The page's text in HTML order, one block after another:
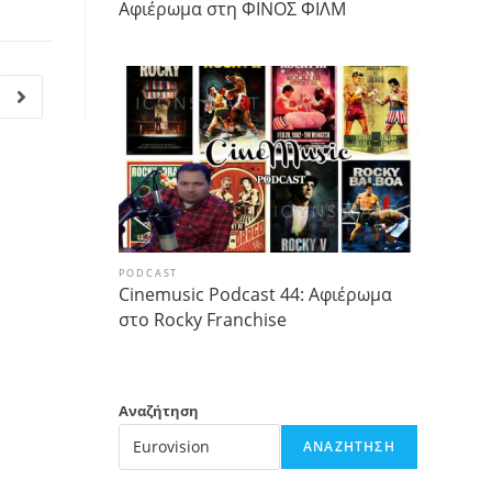
Αφιέρωμα στη ΦΙΝΟΣ ΦΙΛΜ
PODCAST
Cinemusic Podcast 44: Αφιέρωμα
στο Rocky Franchise
Αναζήτηση
ΑΝΑΖΉΤΗΣΗ